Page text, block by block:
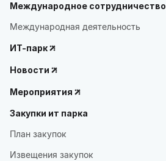
Международное сотрудничество
Международная деятельность
ИТ-парк
Новости
Мероприятия
Закупки ит парка
План закупок
Извещения закупок